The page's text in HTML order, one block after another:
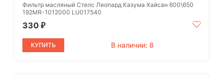
Фильтр масляный Стелс Леопард Казума Хайсан 600\650
192MR-1012000 LU017540
330 ₽
КУПИТЬ В наличии: 8